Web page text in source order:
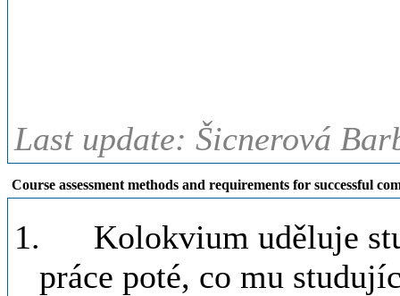
Last update: Šicnerová
Course assessment methods and requirements for successful
1.
Kolokvium uděluje
práce poté, co mu